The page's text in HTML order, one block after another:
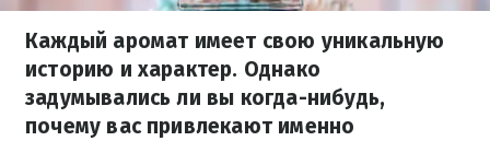
Каждый аромат имеет свою уникальную
историю и характер. Однако
задумывались ли вы когда-нибудь,
почему вас привлекают именно